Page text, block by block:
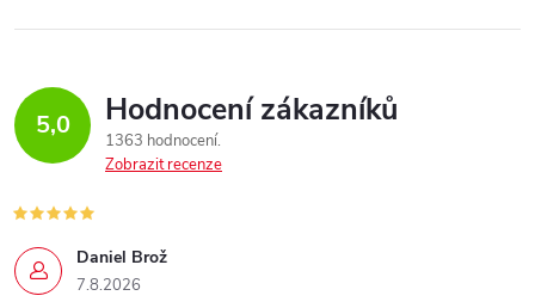
5,0 Hodnocení zákazníků
1363 hodnocení
Zobrazit recenze
Daniel Brož
7.8.2026